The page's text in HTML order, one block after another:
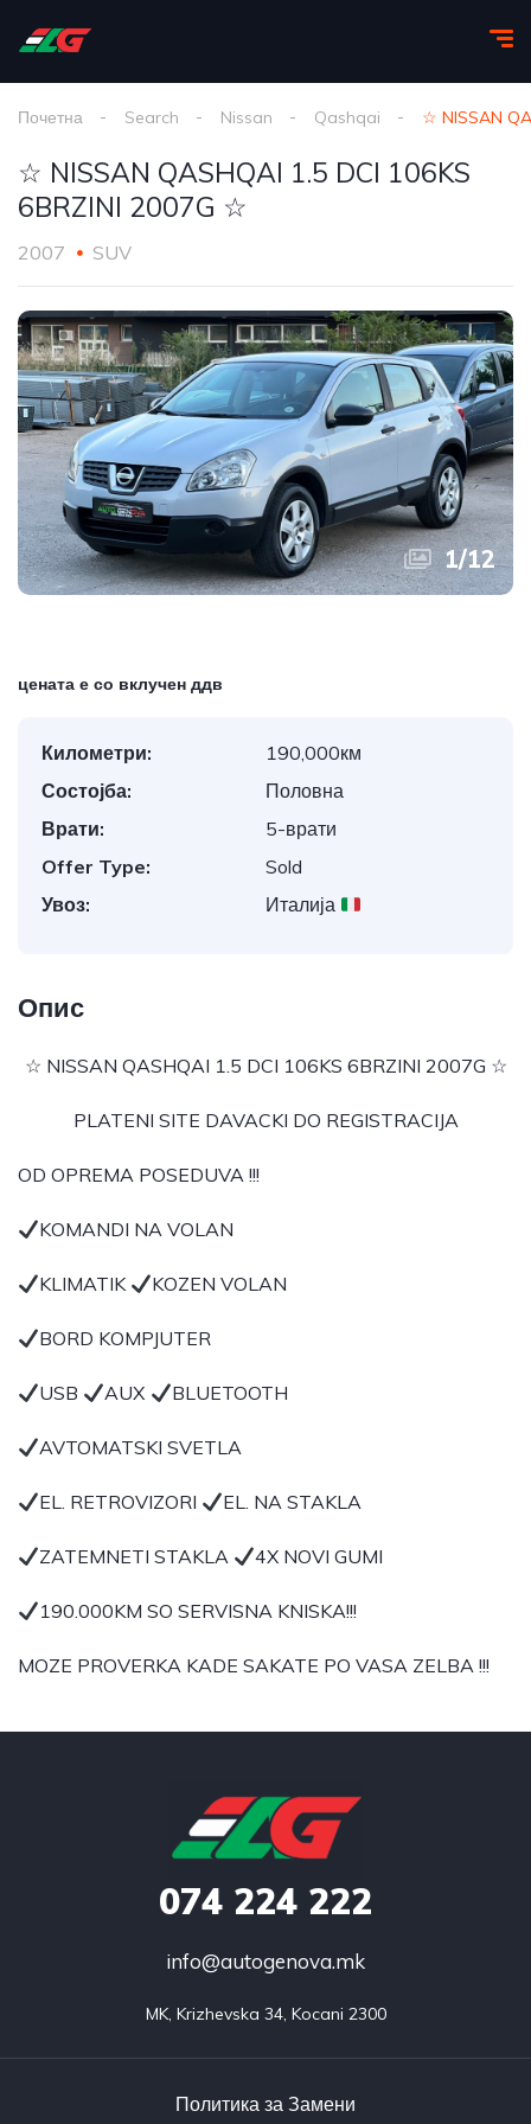
Почетна Search Nissan Qashqai ☆ NISSAN
☆ NISSAN QASHQAI 1.5 DCI 106KS
6BRZINI 2007G ☆
2007 SUV
1/12
цената е со вклучен ддв
Километри:
190,000км
Состојба:
Половна
Врати:
5-врати
Offer Type:
Sold
Увоз:
Италија
Опис
☆ NISSAN QASHQAI 1.5 DCI 106KS 6BRZINI 2007G ☆
PLATENI SITE DAVACKI DO REGISTRACIJA
OD OPREMA POSEDUVA !!!
KOMANDI NA VOLAN
KLIMATIK KOZEN VOLAN
BORD KOMPJUTER
USB AUX BLUETOOTH
AVTOMATSKI SVETLA
EL. RETROVIZORI EL. NA STAKLA
ZATEMNETI STAKLA 4X NOVI GUMI
190.000KM SO SERVISNA KNISKA!!!
MOZE PROVERKA KADE SAKATE PO VASA ZELBA !!!
074 224 222
info@autogenova.mk
MK, Krizhevska 34, Kocani 2300
Политика за Замени​